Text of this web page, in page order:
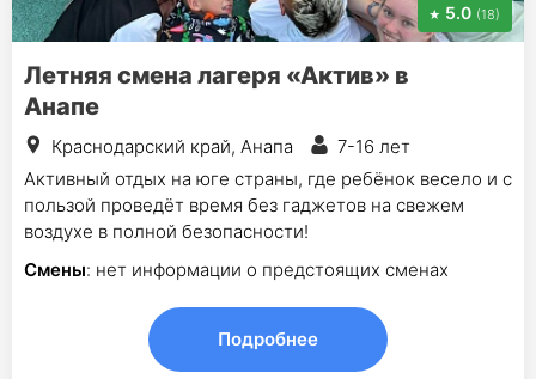
5.0 (18)
Летняя смена лагеря «Актив» в
Анапе
Краснодарский край, Анапа
7-16 лет
Активный отдых на юге страны, где ребёнок весело и с
пользой проведёт время без гаджетов на свежем
воздухе в полной безопасности!
Смены: нет информации о предстоящих сменах
Подробнее